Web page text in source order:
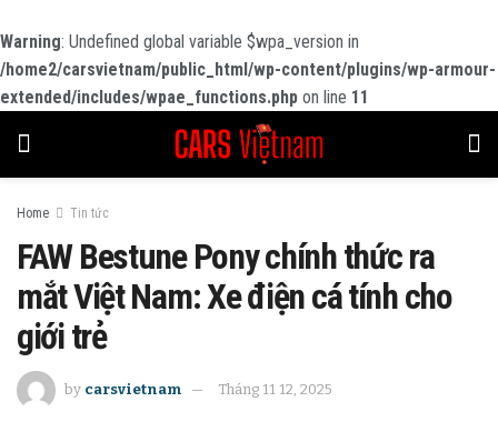
Warning: Undefined global variable $wpa_version in
/home2/carsvietnam/public_html/wp-content/plugins/wp-armour-
extended/includes/wpae_functions.php on line 11
Home Tin tức
FAW Bestune Pony chính thức ra
mắt Việt Nam: Xe điện cá tính cho
giới trẻ
by carsvietnam Tháng 11 12, 2025